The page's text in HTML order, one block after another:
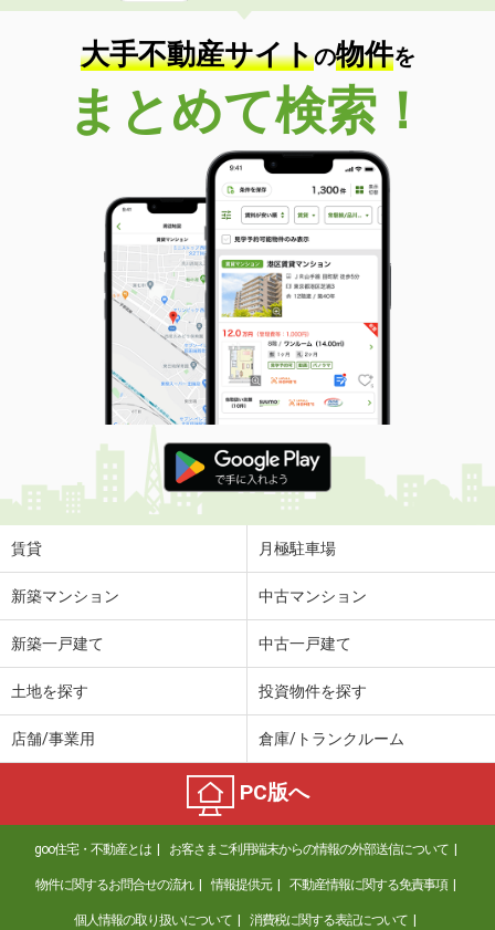
専有面積 20.28m²
間取り
1K
佐賀県鳥栖市古野町
価 格
3万円
佐賀県鳥栖市古野町
19m²
間取り
1K
佐賀県武雄市武雄町大字昭和
価 格
5.10万円
住 所
佐賀県武雄市武雄町大字昭和
専有面積 42.37m²
間取り
1LDK
佐賀県佐賀市兵庫南２丁目
価 格
5.30万円
住 所
佐賀県佐賀市兵庫南２丁目
専有面積
佐賀県唐津市浜玉町浜崎
4.60万円
佐賀県鳥栖市本町１丁目
5.70万円
住 所
佐賀県鳥栖市本町１丁目
専有面積 30.64m²
間取り
1LDK
佐賀県鳥栖市原町
大手不動産サイトの物件を
まとめて検索！
賃貸 月極駐車場
新築マンション 中古マンション
新築一戸建て 中古一戸建て
土地を探す 投資物件を探す
店舗/事業用 倉庫/トランクルーム
PC版へ
goo住宅・不動産とは お客さまご利用端末からの情報の外部送信について
物件に関するお問合せの流れ 情報提供元 不動産情報に関する免責事項
個人情報の取り扱いについて 消費税に関する表記について